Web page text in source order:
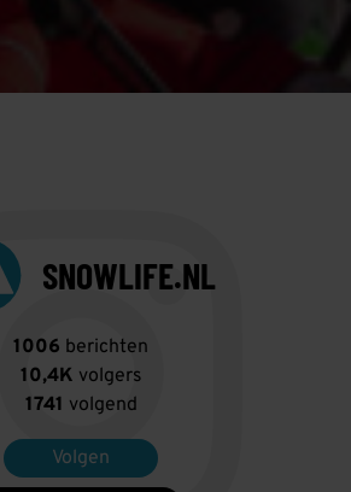
SNOWLIFE.NL
1006 berichten
10,4K volgers
1741 volgend
Volgen